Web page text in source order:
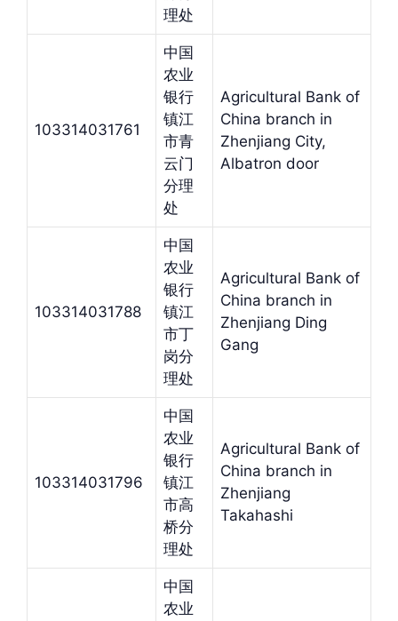
理处
103314031761
中国
农业
银行
镇江
市青
云门
分理
处
Agricultural Bank of
China branch in
Zhenjiang City,
Albatron door
103314031788
中国
农业
银行
镇江
市丁
岗分
理处
Agricultural Bank of
China branch in
Zhenjiang Ding
Gang
103314031796
中国
农业
银行
镇江
市高
桥分
理处
Agricultural Bank of
China branch in
Zhenjiang
Takahashi
中国
农业